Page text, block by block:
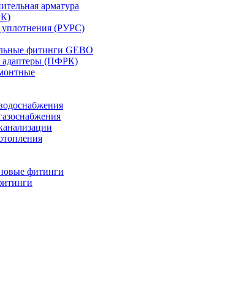
арматура
(РУРС)
фитинги GEBO
адаптеры (ПФРК)
фитинги